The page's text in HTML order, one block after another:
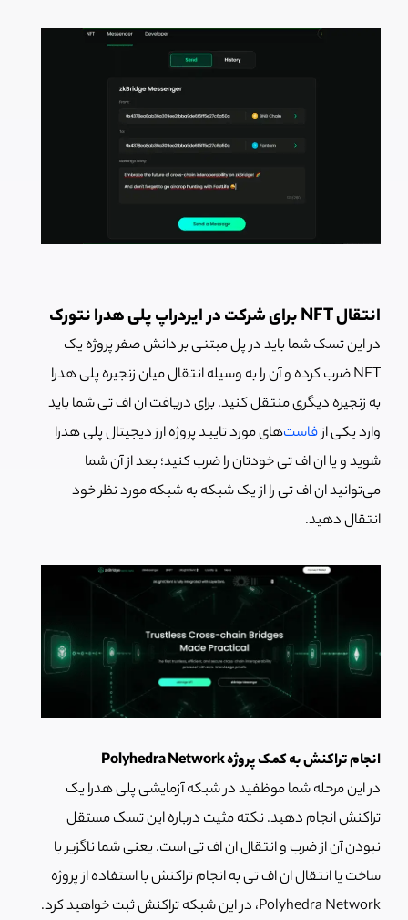
انتقال NFT برای شرکت در ایردراپ پلی هدرا نتورک
در این تسک شما باید در پل مبتنی بر دانش صفر پروژه یک
NFT ضرب کرده و آن را به وسیله انتقال میان زنجیره پلی هدرا
به زنجیره دیگری منتقل کنید. برای دریافت ان اف تی شما باید
وارد یکی ازفاست‌های مورد تایید پروژه ارز دیجیتال پلی هدرا
شوید و یا ان اف تی خودتان را ضرب کنید؛ بعد از آن شما
می‌توانید ان اف تی را از یک شبکه به شبکه مورد نظر خود
انتقال دهید.
انجام تراکنش به کمک پروژه Polyhedra Network
در این مرحله شما موظفید در شبکه آزمایشی پلی هدرا یک
تراکنش انجام دهید. نکته مثیت درباره این تسک مستقل
نبودن آن از ضرب و انتقال ان اف تی است. یعنی شما ناگزیر با
ساخت یا انتقال ان اف تی به انجام تراکنش با استفاده از پروژه
Polyhedra Network، در این شبکه تراکنش ثبت خواهید کرد.